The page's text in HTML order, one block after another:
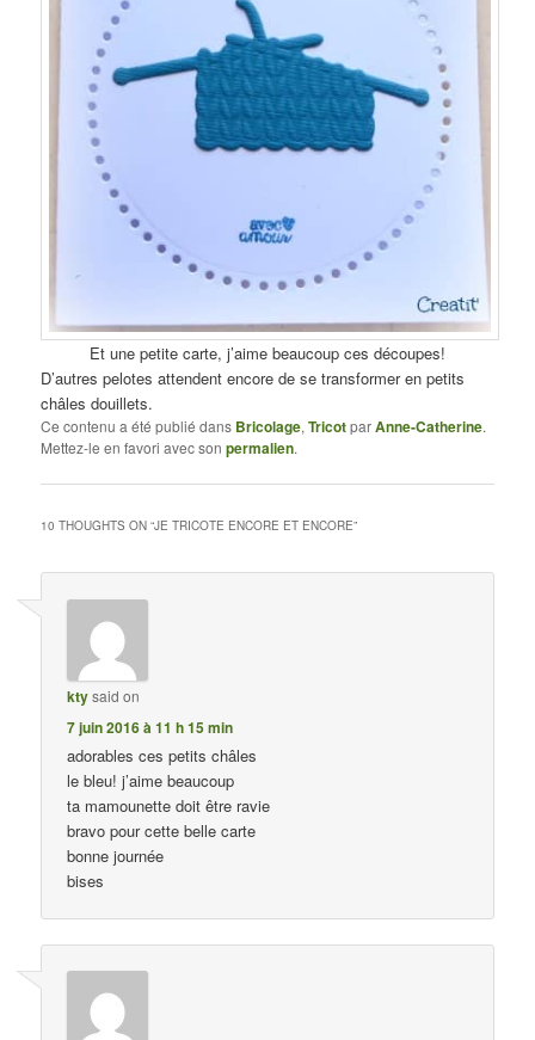
Et une petite carte, j’aime beaucoup ces découpes!
D’autres pelotes attendent encore de se transformer en petits
châles douillets.
Ce contenu a été publié dans Bricolage,TricotparAnne-Catherine.
Mettez-le en favori avec sonpermalien.
10 THOUGHTS ON “JE TRICOTE ENCORE ET ENCORE”
ktysaid on
7 juin 2016 à 11 h 15 min
adorables ces petits châles
le bleu! j’aime beaucoup
ta mamounette doit être ravie
bravo pour cette belle carte
bonne journée
bises